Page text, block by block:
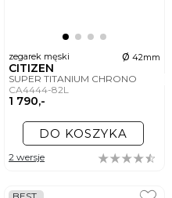
zegarek męski ø 42mm
CITIZEN
SUPER TITANIUM CHRONO
CA4444-82L
1 790,-
DO KOSZYKA
2 wersje